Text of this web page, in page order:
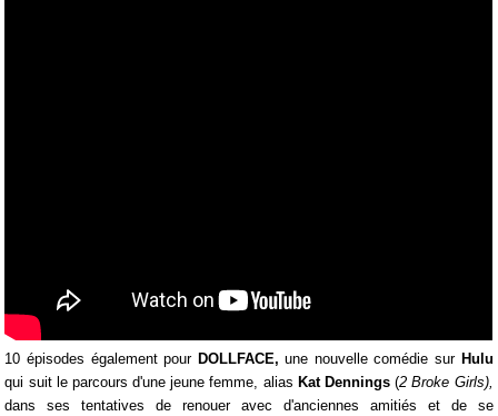
10 épisodes également pour DOLLFACE,une nouvelle comédie sur Hulu
qui suit le parcours d'une jeune femme, alias Kat Dennings(2 Broke Girls),
dans ses tentatives de renouer avec d'anciennes amitiés et de se